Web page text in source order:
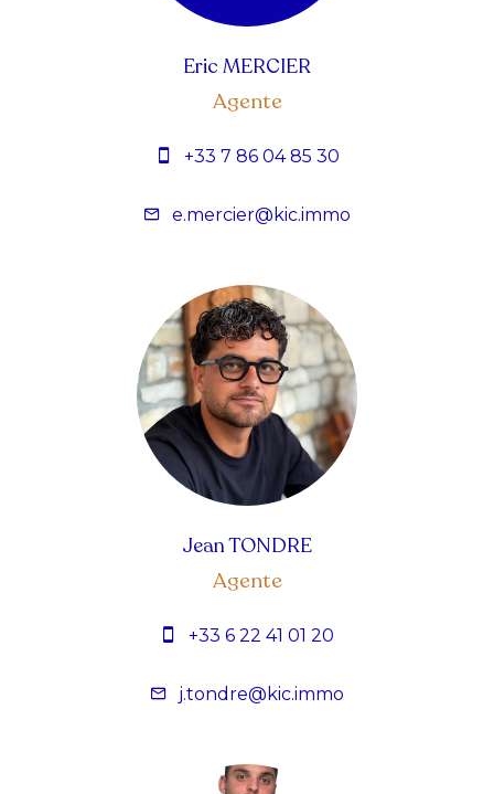
Eric MERCIER
Agente
+33 7 86 04 85 30
e.mercier@kic.immo
Jean TONDRE
Agente
+33 6 22 41 01 20
j.tondre@kic.immo